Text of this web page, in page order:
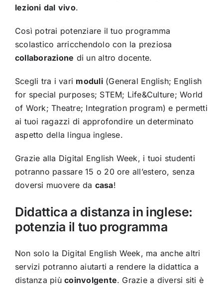
lezioni dal vivo.
Così potrai potenziare il tuo programma
scolastico arricchendolo con la preziosa
collaborazione di un altro docente.
Scegli tra i vari moduli(General English; English
for special purposes; STEM; Life&Culture; World
of Work; Theatre; Integration program) e permetti
ai tuoi ragazzi di approfondire un determinato
aspetto della lingua inglese.
Grazie alla Digital English Week, i tuoi studenti
potranno passare 15 o 20 ore all’estero, senza
doversi muovere da casa!
Didattica a distanza in inglese:
potenzia il tuo programma
Non solo la Digital English Week, ma anche altri
servizi potranno aiutarti a rendere la didattica a
distanza piùcoinvolgente. Grazie a diversi siti è